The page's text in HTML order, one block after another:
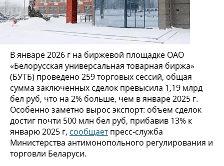
В январе 2026 г на биржевой площадке ОАО
«Белорусская универсальная товарная биржа»
(БУТБ) проведено 259 торговых сессий, общая
сумма заключенных сделок превысила 1,19 млрд
бел руб, что на 2% больше, чем в январе 2025 г.
Особенно заметно вырос экспорт: объем сделок
достиг почти 500 млн бел руб, прибавив 13% к
январю 2025 г, сообщаетпресс-служба
Министерства антимонопольного регулирования и
торговли Беларуси.